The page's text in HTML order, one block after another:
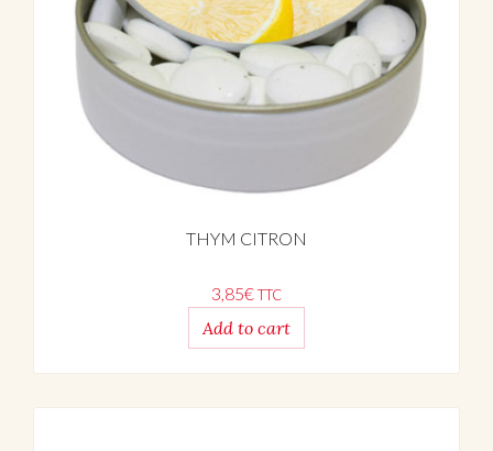
THYM CITRON
3,85€TTC
Add to cart